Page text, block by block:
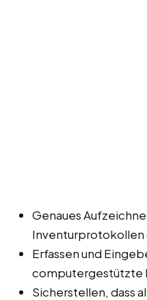
Genaues
Inventurprotokollen
Erfassen und
computergestützte
Sicherstellen, dass